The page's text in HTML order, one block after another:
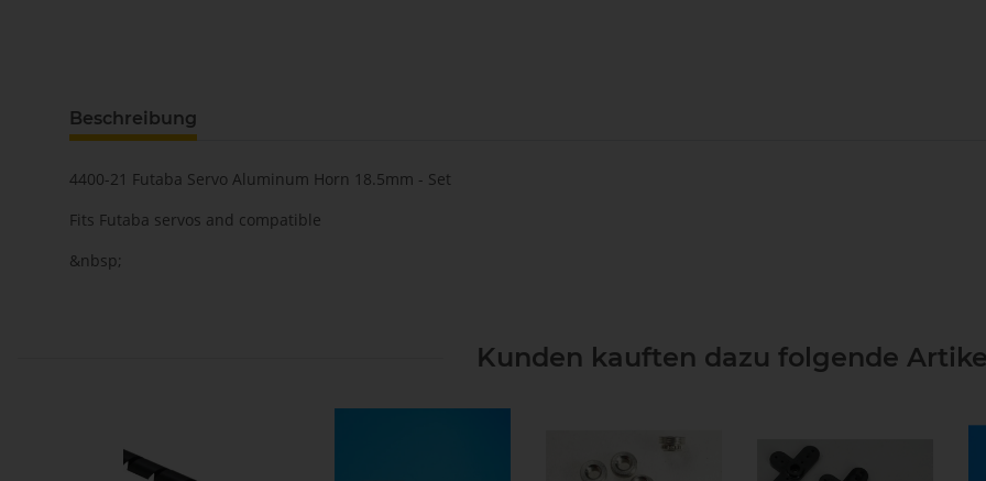
Beschreibung
4400-21 Futaba Servo Aluminum Horn 18.5mm - Set
Fits Futaba servos and compatible
&nbsp;
Kunden kauften dazu folgende